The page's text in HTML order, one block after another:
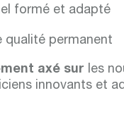
formé et adapté
qualité permanent
axé sur les
innovants et